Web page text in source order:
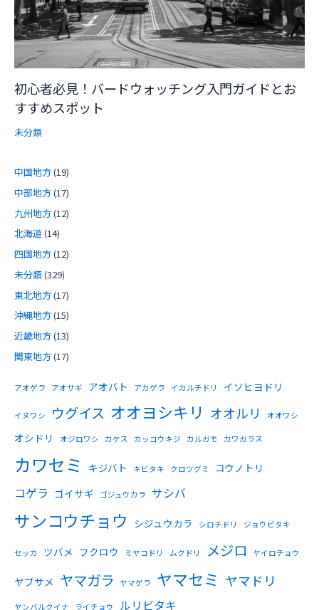
初心者必見！バードウォッチング入門ガイドとお
すすめスポット
未分類
中国地方(19)
中部地方(17)
九州地方(12)
北海道 (14)
四国地方(12)
未分類(329)
東北地方(17)
沖縄地方(15)
近畿地方(13)
関東地方(17)
アオゲラ アオサギ アオバト アカゲラ イカルチドリ イソヒヨドリ
イヌワシ ウグイス オオヨシキリ オオルリ オオワシ
オシドリ オジロワシ カケス カッコウキジ カルガモ カワガラス
カワセミ キジバト キビタキ クロツグミ コウノトリ
コゲラ ゴイサギ ゴジュウカラ サシバ
サンコウチョウ シジュウカラ シロチドリ ジョウビタキ
セッカ ツバメ フクロウ ミヤコドリ ムクドリ メジロ ヤイロチョウ
ヤブサメ ヤマガラ ヤマゲラ ヤマセミ ヤマドリ
ヤンバルクイナ ライチョウ ルリビタキ